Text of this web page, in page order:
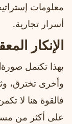
معلومات
أسرار تجارية.
الإنكار
بهذا تكتمل صورة
وأخرى تخترق،
فالقوة هنا لا
على أكثر من